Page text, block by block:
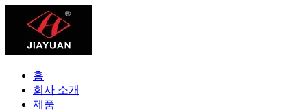
홈
회사 소개
제품